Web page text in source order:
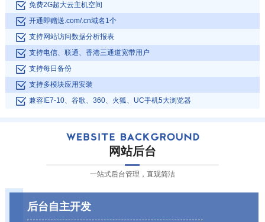
免费2G超大云主机空间
开通即赠送.com/.cn域名1个
支持网站访问数据分析报表
支持电信、联通、香港三通道宽带用户
支持每日备份
支持多模块应用安装
兼容IE7-10、谷歌、360、火狐、UC手机5大浏览器
网站后台
一站式后台管理，直观简洁
后台自主开发